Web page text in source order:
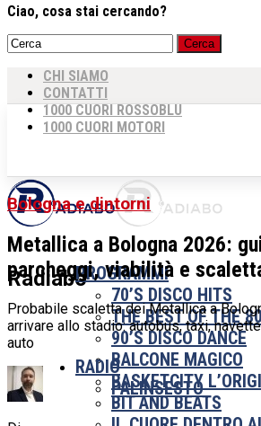
Ciao, cosa stai cercando?
CHI SIAMO
CONTATTI
1000 CUORI ROSSOBLU
1000 CUORI MOTORI
RadiaboPROGRAMMI
70’S DISCO HITS
THE BEST OF THE
90’S DISCO DANCE
BALCONE MAGICO
BASKETCITY
BIT AND BEATS
RADIO
PALINSESTO
Bologna e dintorni
Metallica a Bologna 2026:
parcheggi, viabilità e
Probabile scaletta dei Metallica a
arrivare allo stadio: autobus, taxi,
auto